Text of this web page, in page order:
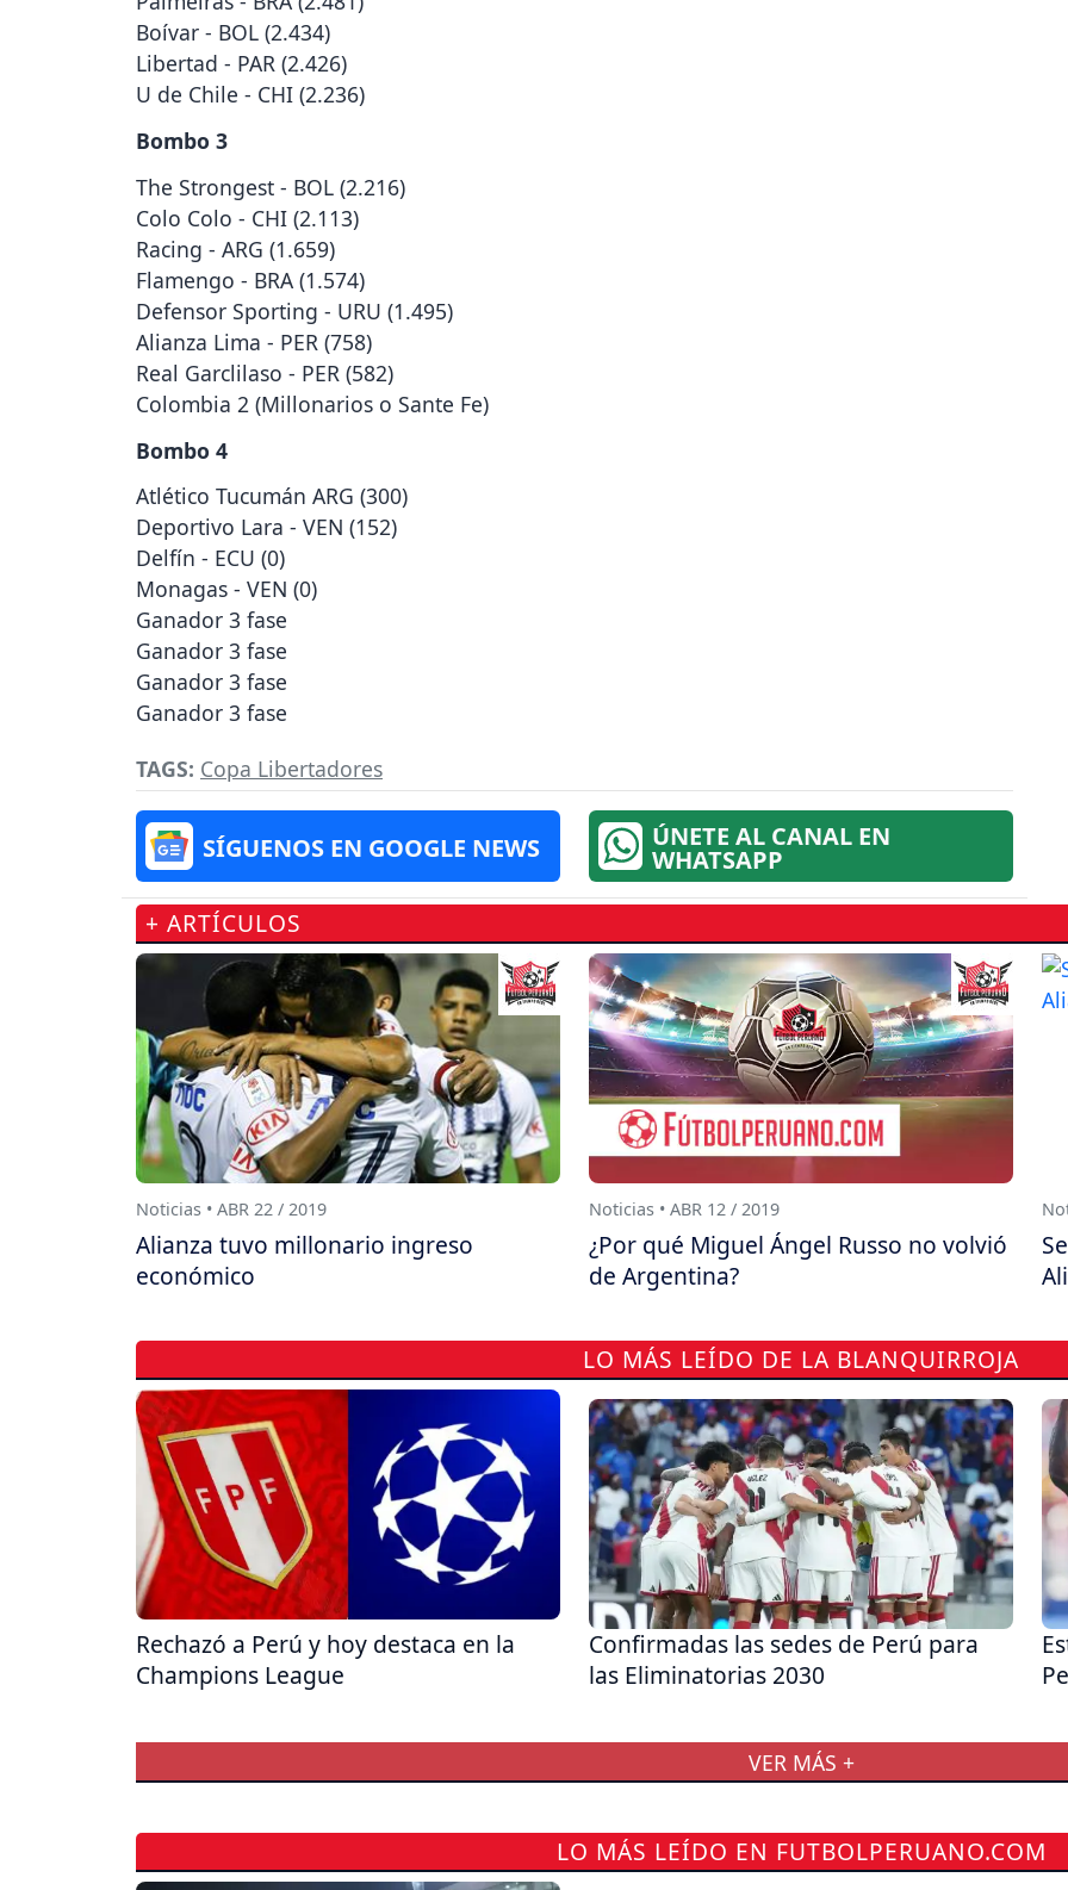
Boívar - BOL (2.434)
Libertad - PAR (2.426)
U de Chile - CHI (2.236)
Bombo 3
The Strongest - BOL (2.216)
Colo Colo - CHI (2.113)
Racing - ARG (1.659)
Flamengo - BRA (1.574)
Defensor Sporting - URU (1.495)
Alianza Lima - PER (758)
Real Garclilaso - PER (582)
Colombia 2 (Millonarios o Sante Fe)
Bombo 4
Atlético Tucumán ARG (300)
Deportivo Lara - VEN (152)
Delfín - ECU (0)
Monagas - VEN (0)
Ganador 3 fase
Ganador 3 fase
Ganador 3 fase
Ganador 3 fase
TAGS: Copa Libertadores
SÍGUENOS EN GOOGLE NEWS ÚNETE AL CANAL EN
WHATSAPP
+ ARTÍCULOS
Noticias • ABR 22 / 2019
Alianza tuvo millonario ingreso
económico
Noticias • ABR 12 / 2019
¿Por qué Miguel Ángel Russo no volvió
de Argentina?
LO MÁS LEÍDO DE LA BLANQUIRROJA
Rechazó a Perú y hoy destaca en la
Champions League
Confirmadas las sedes de Perú para
las Eliminatorias 2030
VER MÁS +
LO MÁS LEÍDO EN FUTBOLPERUANO.COM